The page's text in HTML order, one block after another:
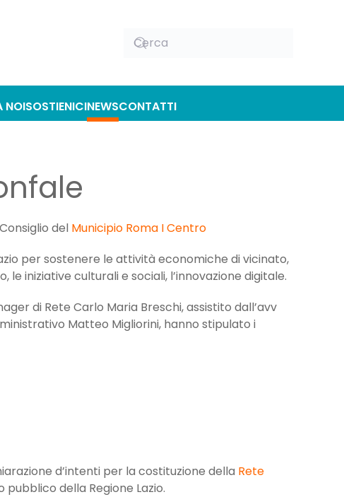
NOISOSTIENICINEWSCONTATTI
Consiglio del Municipio Roma I Centro
per sostenere le attività economiche di vicinato,
iniziative culturali e sociali, l’innovazione digitale.
di Rete Carlo Maria Breschi, assistito dall’avv
Matteo Migliorini, hanno stipulato i
d’intenti per la costituzione della Rete
della Regione Lazio.